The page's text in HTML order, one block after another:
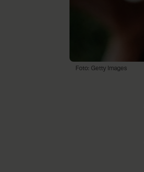
Foto: Getty Images